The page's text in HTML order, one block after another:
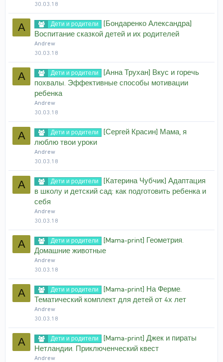
30.03.18
A Дети и родители
[Бондаренко Александра]
Воспитание сказкой детей и их родителей
Andrew
30.03.18
A Дети и родители
[Анна Трухан] Вкус и горечь
похвалы. Эффективные способы мотивации
ребенка
Andrew
30.03.18
A Дети и родители
[Сергей Красин] Мама, я
люблю твои уроки
Andrew
30.03.18
A Дети и родители
[Катерина Чубчик] Адаптация
в школу и детский сад: как подготовить ребенка и
себя
Andrew
30.03.18
A Дети и родители
[Mama-print] Геометрия.
Домашние животные
Andrew
30.03.18
A Дети и родители
[Mama-print] На Ферме.
Тематический комплект для детей от 4х лет
Andrew
30.03.18
A Дети и родители
[Mama-print] Джек и пираты
Нетландии. Приключенческий квест
Andrew